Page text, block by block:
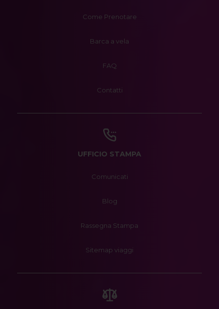
Come Prenotare
Barca a vela
FAQ
Contatti
UFFICIO STAMPA
Comunicati
Blog
Rassegna Stampa
Sitemap viaggi